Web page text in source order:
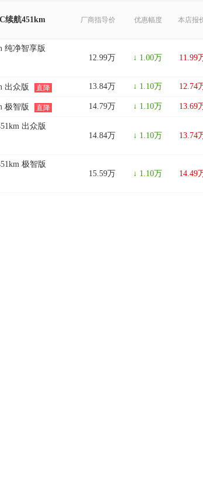
续航451km 厂商指导价 优惠幅度 本店报
纯净智享版
12.99万 ↓ 1.00万 11.99
出众版 直降 13.84万 ↓ 1.10万 12.74
极智版 直降 14.79万 ↓ 1.10万 13.69
出众版
14.84万 ↓ 1.10万 13.74
极智版
15.59万 ↓ 1.10万 14.49